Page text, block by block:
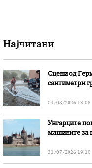
Најчитани
Сцени од
сантиметри
04/08/2026 13:08
Унгарците
машините за
31/07/2026 19:10